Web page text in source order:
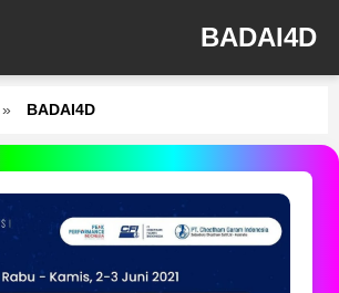
BADAI4D
» BADAI4D